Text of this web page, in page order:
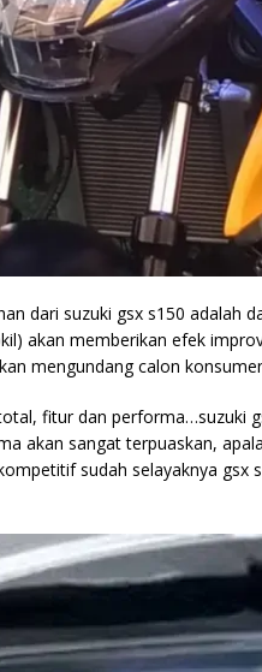
dari suzuki gsx s150 adalah
akan memberikan efek
mengundang calon
fitur dan performa…suzuki
akan sangat terpuaskan,
sudah selayaknya gsx